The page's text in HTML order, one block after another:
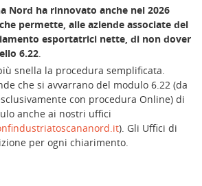
Nord ha rinnovato anche nel 2026
permette, alle aziende associate del
esportatrici nette, di non dover
6.22.
snella la procedura semplificata.
che si avvarrano del modulo 6.22 (da
con procedura Online) di
anche ai nostri uffici
). Gli Uffici di
per ogni chiarimento.